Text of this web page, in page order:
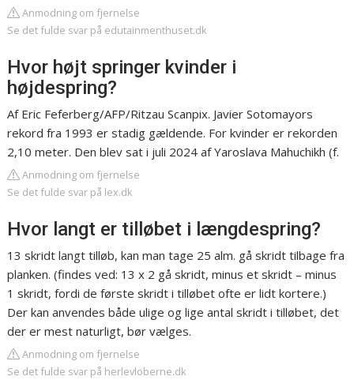
Anmodning om fjernelse
Se det fulde svar på edutainmenthuset.dk
Hvor højt springer kvinder i
højdespring?
Af Eric Feferberg/AFP/Ritzau Scanpix. Javier Sotomayors
rekord fra 1993 er stadig gældende. For kvinder er rekorden
2,10 meter. Den blev sat i juli 2024 af Yaroslava Mahuchikh (f.
Anmodning om fjernelse
Se det fulde svar på lex.dk
Hvor langt er tilløbet i længdespring?
13 skridt langt tilløb, kan man tage 25 alm. gå skridt tilbage fra
planken. (findes ved: 13 x 2 gå skridt, minus et skridt – minus
1 skridt, fordi de første skridt i tilløbet ofte er lidt kortere.)
Der kan anvendes både ulige og lige antal skridt i tilløbet, det
der er mest naturligt, bør vælges.
Anmodning om fjernelse
Se det fulde svar på herlevloberne.dk